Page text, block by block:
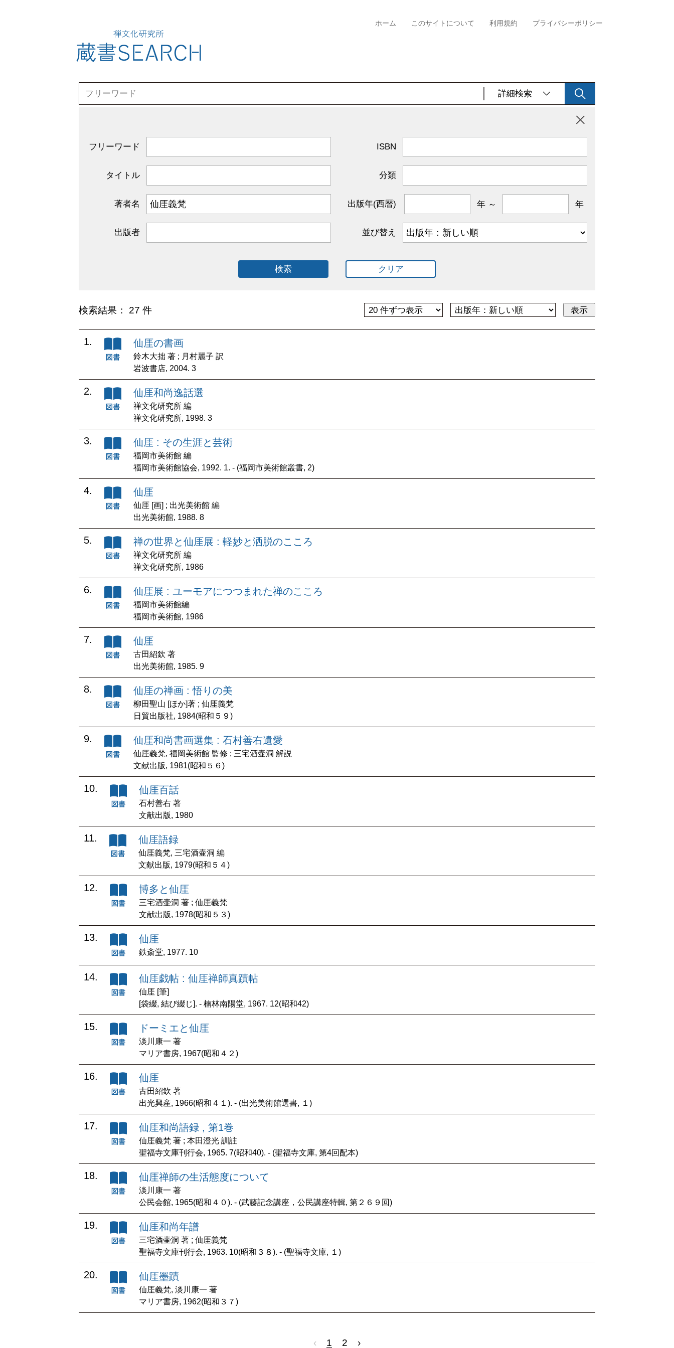
ホーム このサイトについて 利用規約 プライバシーポリシー
詳細検索
フリーワード ISBN
タイトル 分類
著者名 出版年(西暦) 年 ～ 年
出版者 並び替え
検索 クリア
検索結果： 27 件
1. 仙厓の書画
鈴木大拙 著 ; 月村麗子 訳
岩波書店, 2004. 3
2. 仙厓和尚逸話選
禅文化研究所 編
禅文化研究所, 1998. 3
3. 仙厓 : その生涯と芸術
福岡市美術館 編
福岡市美術館協会, 1992. 1. - (福岡市美術館叢書, 2)
4. 仙厓
仙厓 [画] ; 出光美術館 編
出光美術館, 1988. 8
5. 禅の世界と仙厓展 : 軽妙と洒脱のこころ
禅文化研究所 編
禅文化研究所, 1986
6. 仙厓展 : ユーモアにつつまれた禅のこころ
福岡市美術館編
福岡市美術館, 1986
7. 仙厓
古田紹欽 著
出光美術館, 1985. 9
8. 仙厓の禅画 : 悟りの美
柳田聖山 [ほか]著 ; 仙厓義梵
日貿出版社, 1984(昭和５９)
9. 仙厓和尚書画選集 : 石村善右遺愛
仙厓義梵, 福岡美術館 監修 ; 三宅酒壷洞 解説
文献出版, 1981(昭和５６)
10. 仙厓百話
石村善右 著
文献出版, 1980
11. 仙厓語録
仙厓義梵, 三宅酒壷洞 編
文献出版, 1979(昭和５４)
12. 博多と仙厓
三宅酒壷洞 著 ; 仙厓義梵
文献出版, 1978(昭和５３)
13. 仙厓
鉄斎堂, 1977. 10
14. 仙厓戯帖 : 仙厓禅師真蹟帖
仙厓 [筆]
[袋綴, 結び綴じ]. - 楠林南陽堂, 1967. 12(昭和42)
15. ドーミエと仙厓
淡川康一 著
マリア書房, 1967(昭和４２)
16. 仙厓
古田紹欽 著
出光興産, 1966(昭和４１). - (出光美術館選書, １)
17. 仙厓和尚語録 , 第1巻
仙厓義梵 著 ; 本田澄光 訓註
聖福寺文庫刊行会, 1965. 7(昭和40). - (聖福寺文庫, 第4回配本)
18. 仙厓禅師の生活態度について
淡川康一 著
公民会館, 1965(昭和４０). - (武藤記念講座，公民講座特輯, 第２６９回)
19. 仙厓和尚年譜
三宅酒壷洞 著 ; 仙厓義梵
聖福寺文庫刊行会, 1963. 10(昭和３８). - (聖福寺文庫, １)
20. 仙厓墨蹟
仙厓義梵, 淡川康一 著
マリア書房, 1962(昭和３７)
‹ 1 2 ›